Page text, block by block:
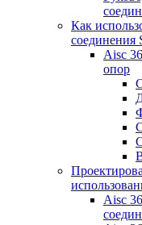
Как
соединения
Aisc
опор
Aisc